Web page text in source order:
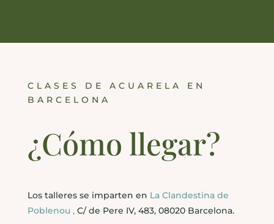
CLASES DE ACUARELA EN
BARCELONA
¿Cómo llegar?
Los talleres se imparten en La Clandestina de
Poblenou , C/ de Pere IV, 483, 08020 Barcelona.